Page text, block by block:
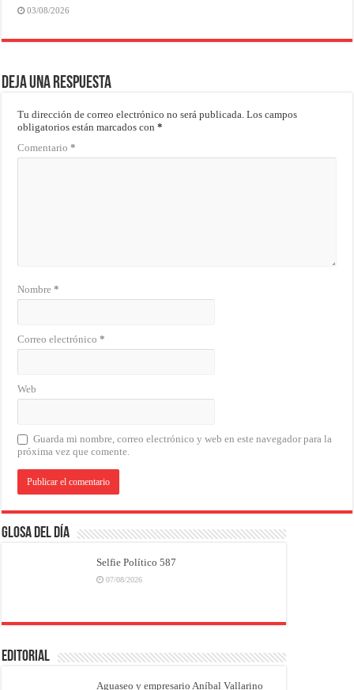
03/08/2026
Deja una respuesta
Tu dirección de correo electrónico no será publicada. Los campos
obligatorios están marcados con*
Comentario*
Nombre*
Correo electrónico*
Web
Guarda mi nombre, correo electrónico y web en este navegador para la
próxima vez que comente.
Glosa del Día
Selfie Político 587
07/08/2026
EDITORIAL
Aguaseo y empresario Aníbal Vallarino